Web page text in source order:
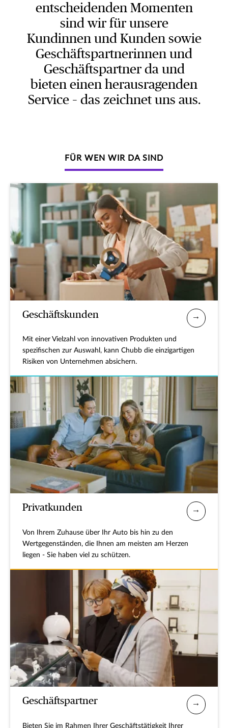
entscheidenden Momenten
sind wir für unsere
Kundinnen und Kunden sowie
Geschäftspartnerinnen und
Geschäftspartner da und
bieten einen herausragenden
Service – das zeichnet uns aus.
FÜR WEN WIR DA SIND
Geschäftskunden
Mit einer Vielzahl von innovativen Produkten und
spezifischen zur Auswahl, kann Chubb die einzigartigen
Risiken von Unternehmen absichern.
Privatkunden
Von Ihrem Zuhause über Ihr Auto bis hin zu den
Wertgegenständen, die Ihnen am meisten am Herzen
liegen - Sie haben viel zu schützen.
Geschäftspartner
Bieten Sie im Rahmen Ihrer Geschäftstätigkeit Ihrer